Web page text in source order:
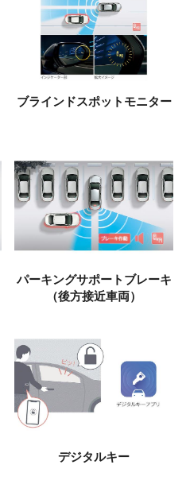
ブラインドスポットモニター
パーキングサポートブレーキ
（後方接近車両）
デジタルキー